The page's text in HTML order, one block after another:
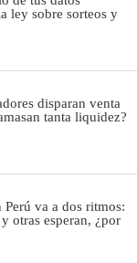
ley sobre sorteos y
disparan venta
tanta liquidez?
va a dos ritmos:
otras esperan, ¿por